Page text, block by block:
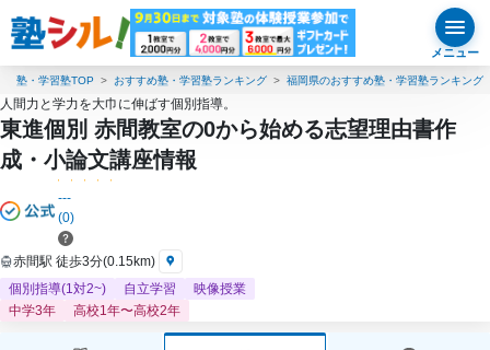
メニュー
塾・学習塾TOP おすすめ塾・学習塾ランキング 福岡県のおすすめ塾・学習塾ランキング
人間力と学力を大巾に伸ばす個別指導。
東進個別 赤間教室の0から始める志望理由書作
成・小論文講座情報
---
(0)
赤間駅 徒歩3分(0.15km)
個別指導(1対2~)
自立学習
映像授業
中学3年
高校1年〜高校2年